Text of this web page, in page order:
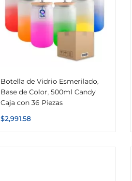
Botella de Vidrio Esmerilado,
Base de Color, 500ml Candy
Caja con 36 Piezas
$2,991.58